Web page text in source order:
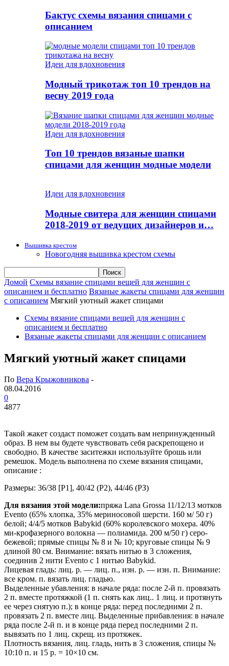
Бактус схемы вязания спицами с
описанием
Идеи для вдохновения
Модный трикотаж топ 10 трендов на
весну 2019 года
Идеи для вдохновения
Топ 10 трендов вязаные шапки
спицами для женщин модные модели
Идеи для вдохновения
Модные свитера для женщин спицами
2018-2019 от ведущих дизайнеров и…
Вышивка крестом
Новогодняя вышивка крестом схемы
Домой Схемы вязание спицами вещей для женщин с
описанием и бесплатно Вязаные жакеты спицами для женщин
с описанием Мягкий уютный жакет спицами
Схемы вязание спицами вещей для женщин с
описанием и бесплатно
Вязаные жакеты спицами для женщин с описанием
Мягкий уютный жакет спицами
По Вера Крыжовникова -
08.04.2016
0
4877
Такой жакет создаст поможет создать вам непринужденный
образ. В нем вы будете чувствовать себя раскрепощено и
свободно. В качестве заситежки используйте брошь или
ремешок. Модель выполнена по схеме вязания спицами,
описание :
Размеры: 36/38 [P1], 40/42 (Р2), 44/46 (РЗ)
Для вязания этой модели:пряжа Lana Grossa 11/12/13 мотков
Evento (65% хлопка, 35% мериносовой шерсти. 160 м/ 50 г)
белой; 4/4/5 мотков Babykid (60% королевского мохера. 40%
ми-крофазерного волокна — полиамида. 200 м/50 г) серо-
бежевой; прямые спицы № 8 и № 10; круговые спицы № 9
длиной 80 см. Внимание: вязать нитью в 3 сложения,
соединив 2 нити Evento с 1 нитью Babykid.
Лицевая гладь: лиц. р. — лиц. п., изн. р. — изн. п. Внимание:
все кром. п. вязать лиц. гладью.
Выделенные убавления: в начале ряда: после 2-й п. провязать
2 п. вместе протяжкой (1 п. снять как лиц.. 1 лиц. и протянуть
ее через снятую п.); в конце ряда: перед последними 2 п.
провязать 2 п. вместе лиц. Выделенные прибавления: в начале
ряда после 2-й п. и в конце ряда перед последними 2 п.
вывязать по 1 лиц. скрещ. из протяжек.
Плотность вязания, лиц. гладь, нить в 3 сложения, спицы №
10:10 п. и 15 р. = 10×10 см.